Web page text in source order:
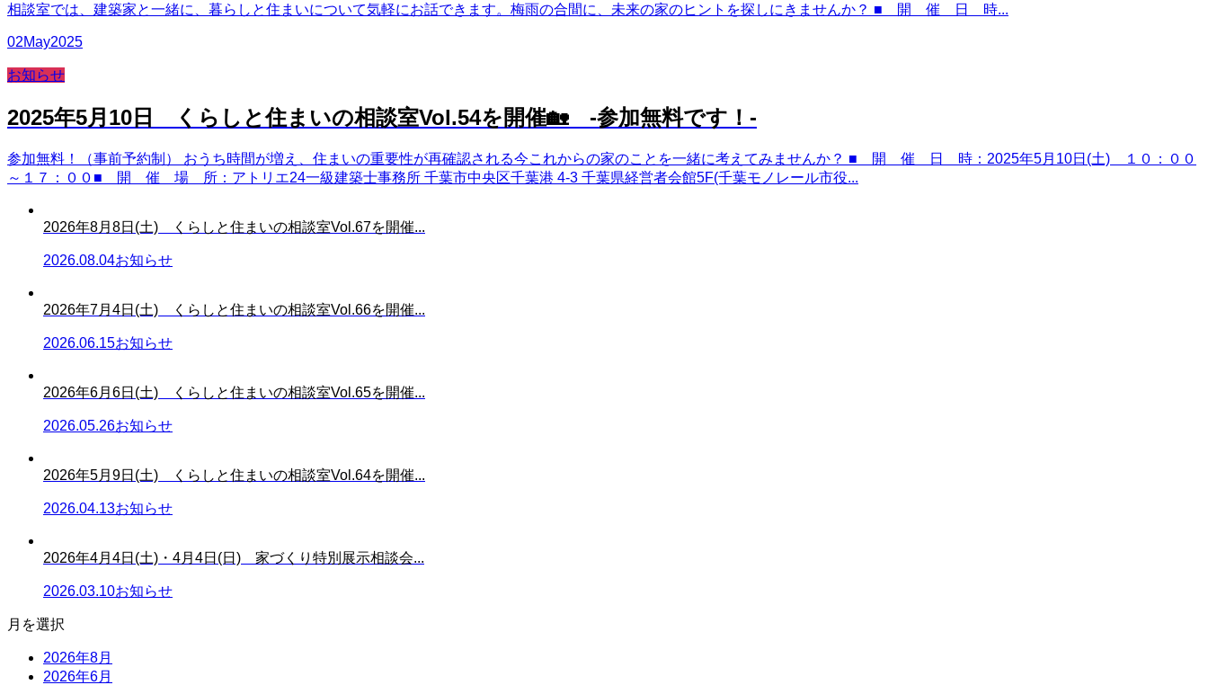
相談室では、建築家と一緒に、暮らしと住まいについて気軽にお話できます。梅雨の合間に、未来の家のヒントを探しにきませんか？ ■ 開 催 日 時...
02May2025
お知らせ
2025年5月10日 くらしと住まいの相談室Vol.54を開催🏡 -参加無料です！-
参加無料！（事前予約制） おうち時間が増え、住まいの重要性が再確認される今これからの家のことを一緒に考えてみませんか？ ■ 開 催 日 時：2025年5月10日(土) １０：００
～１７：００■ 開 催 場 所：アトリエ24一級建築士事務所 千葉市中央区千葉港 4-3 千葉県経営者会館5F(千葉モノレール市役...
2026年8月8日(土) くらしと住まいの相談室Vol.67を開催...
2026.08.04お知らせ
2026年7月4日(土) くらしと住まいの相談室Vol.66を開催...
2026.06.15お知らせ
2026年6月6日(土) くらしと住まいの相談室Vol.65を開催...
2026.05.26お知らせ
2026年5月9日(土) くらしと住まいの相談室Vol.64を開催...
2026.04.13お知らせ
2026年4月4日(土)・4月4日(日) 家づくり特別展示相談会...
2026.03.10お知らせ
月を選択
2026年8月
2026年6月